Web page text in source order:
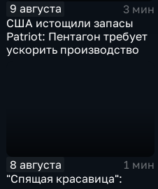
9 августа
3 мин
США истощили запасы
Patriot: Пентагон требует
ускорить производство
8 августа
1 мин
"Спящая красавица":